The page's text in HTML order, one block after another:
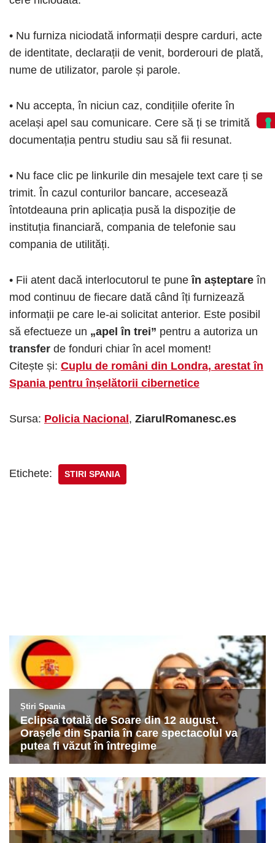
• Nu furniza niciodată informații despre carduri, acte
de identitate, declarații de venit, borderouri de plată,
nume de utilizator, parole și parole.
• Nu accepta, în niciun caz, condițiile oferite în
același apel sau comunicare. Cere să ți se trimită
documentația pentru studiu sau să fii resunat.
• Nu face clic pe linkurile din mesajele text care ți se
trimit. În cazul conturilor bancare, accesează
întotdeauna prin aplicația pusă la dispoziție de
instituția financiară, compania de telefonie sau
compania de utilități.
• Fii atent dacă interlocutorul te puneîn așteptare în
mod continuu de fiecare dată când îți furnizează
informații pe care le-ai solicitat anterior. Este posibil
să efectueze un „apel în trei” pentru a autoriza un
transfer de fonduri chiar în acel moment!
Citește și: Cuplu de români din Londra, arestat în
Spania pentru înșelătorii cibernetice
Sursa: Policia Nacional , ZiarulRomanesc.es
Etichete: STIRI SPANIA